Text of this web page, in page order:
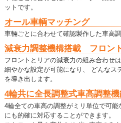
ットです。
オール車輌マッチング
車輛ごとに合わせて確認製作した車高調
減衰力調整機構搭載 フロン
フロントとリアの減衰力の組み合わせ
細やかな設定が可能になり、 どんなス
を導き出します。
4輪共に全長調整式車高調整機
4輪全ての車高の調整がミリ単位で可
にも的確に対応することができます。